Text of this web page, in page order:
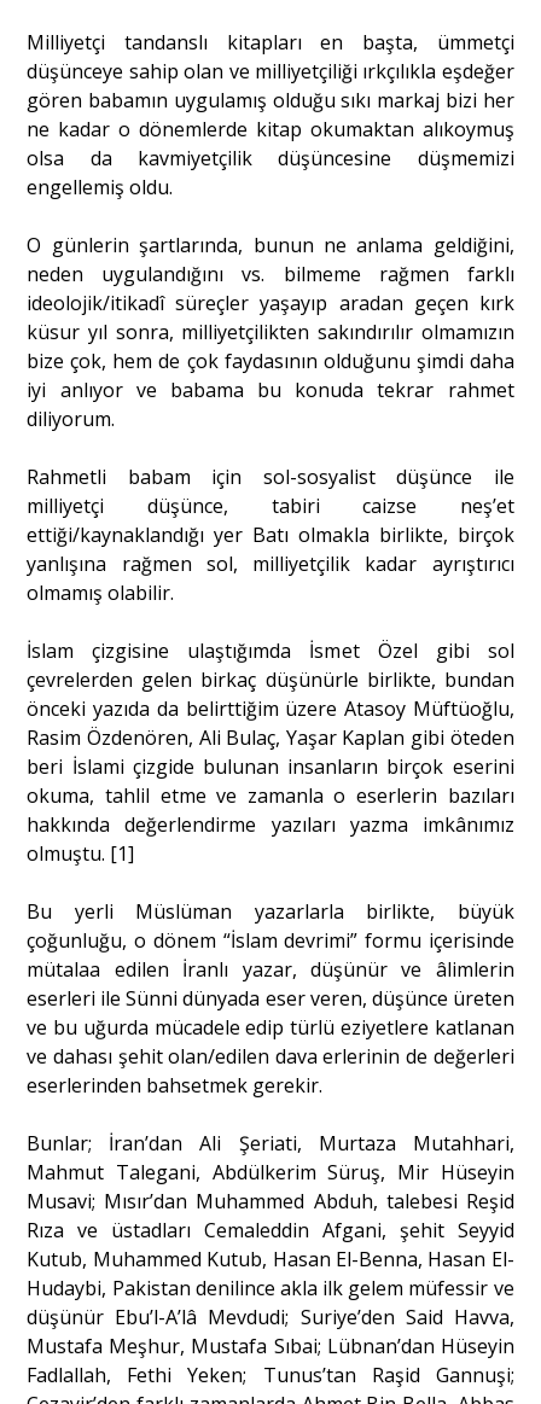
Milliyetçi tandanslı kitapları en başta, ümmetçi
düşünceye sahip olan ve milliyetçiliği ırkçılıkla eşdeğer
gören babamın uygulamış olduğu sıkı markaj bizi her
ne kadar o dönemlerde kitap okumaktan alıkoymuş
olsa da kavmiyetçilik düşüncesine düşmemizi
engellemiş oldu.
O günlerin şartlarında, bunun ne anlama geldiğini,
neden uygulandığını vs. bilmeme rağmen farklı
ideolojik/itikadî süreçler yaşayıp aradan geçen kırk
küsur yıl sonra, milliyetçilikten sakındırılır olmamızın
bize çok, hem de çok faydasının olduğunu şimdi daha
iyi anlıyor ve babama bu konuda tekrar rahmet
diliyorum.
Rahmetli babam için sol-sosyalist düşünce ile
milliyetçi düşünce, tabiri caizse neş’et
ettiği/kaynaklandığı yer Batı olmakla birlikte, birçok
yanlışına rağmen sol, milliyetçilik kadar ayrıştırıcı
olmamış olabilir.
İslam çizgisine ulaştığımda İsmet Özel gibi sol
çevrelerden gelen birkaç düşünürle birlikte, bundan
önceki yazıda da belirttiğim üzere Atasoy Müftüoğlu,
Rasim Özdenören, Ali Bulaç, Yaşar Kaplan gibi öteden
beri İslami çizgide bulunan insanların birçok eserini
okuma, tahlil etme ve zamanla o eserlerin bazıları
hakkında değerlendirme yazıları yazma imkânımız
olmuştu. [1]
Bu yerli Müslüman yazarlarla birlikte, büyük
çoğunluğu, o dönem “İslam devrimi” formu içerisinde
mütalaa edilen İranlı yazar, düşünür ve âlimlerin
eserleri ile Sünni dünyada eser veren, düşünce üreten
ve bu uğurda mücadele edip türlü eziyetlere katlanan
ve dahası şehit olan/edilen dava erlerinin de değerleri
eserlerinden bahsetmek gerekir.
Bunlar; İran’dan Ali Şeriati, Murtaza Mutahhari,
Mahmut Talegani, Abdülkerim Süruş, Mir Hüseyin
Musavi; Mısır’dan Muhammed Abduh, talebesi Reşid
Rıza ve üstadları Cemaleddin Afgani, şehit Seyyid
Kutub, Muhammed Kutub, Hasan El-Benna, Hasan El-
Hudaybi, Pakistan denilince akla ilk gelem müfessir ve
düşünür Ebu’l-A’lâ Mevdudi; Suriye’den Said Havva,
Mustafa Meşhur, Mustafa Sıbai; Lübnan’dan Hüseyin
Fadlallah, Fethi Yeken; Tunus’tan Raşid Gannuşi;